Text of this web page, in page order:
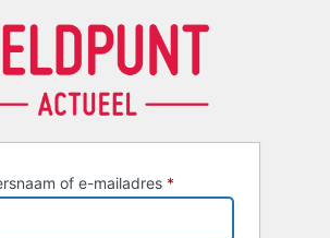
of e-mailadres *